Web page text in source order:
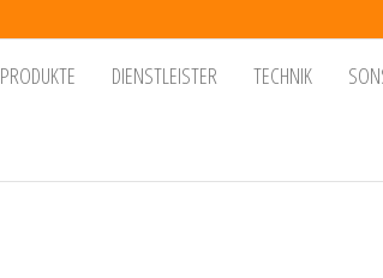
PRODUKTE DIENSTLEISTER TECHNIK